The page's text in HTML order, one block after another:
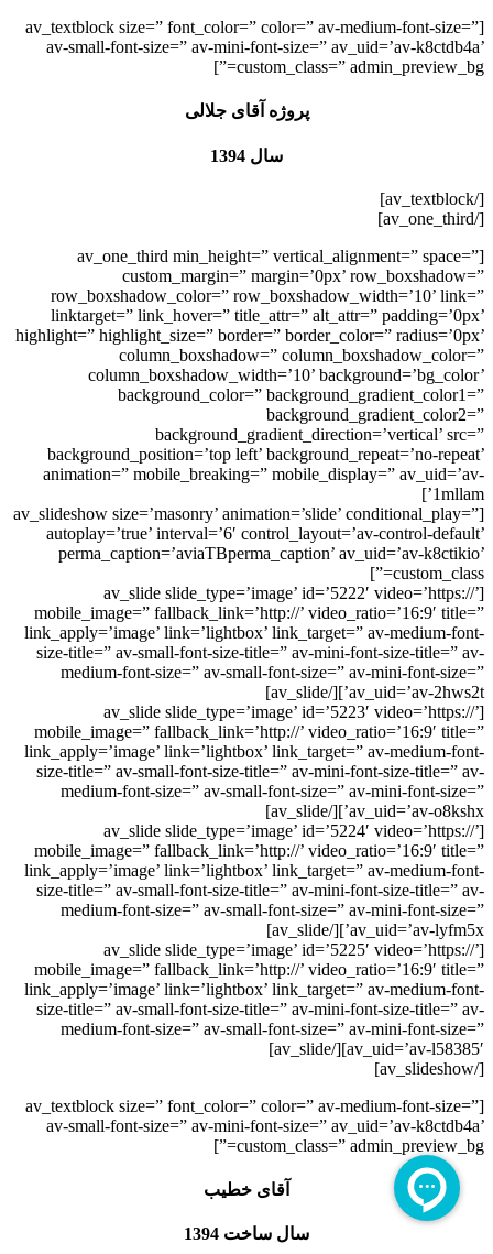
[av_textblock size=” font_color=” color=” av-medium-font-size=”
av-small-font-size=” av-mini-font-size=” av_uid=’av-k8ctdb4a’
custom_class=” admin_preview_bg=”]
پروژه آقای جلالی
سال 1394
[/av_textblock]
[/av_one_third]
[av_one_third min_height=” vertical_alignment=” space=”
custom_margin=” margin=’0px’ row_boxshadow=”
row_boxshadow_color=” row_boxshadow_width=’10’ link=”
linktarget=” link_hover=” title_attr=” alt_attr=” padding=’0px’
highlight=” highlight_size=” border=” border_color=” radius=’0px’
column_boxshadow=” column_boxshadow_color=”
column_boxshadow_width=’10’ background=’bg_color’
background_color=” background_gradient_color1=”
background_gradient_color2=”
background_gradient_direction=’vertical’ src=”
background_position=’top left’ background_repeat=’no-repeat’
animation=” mobile_breaking=” mobile_display=” av_uid=’av-
1mllam’]
[av_slideshow size=’masonry’ animation=’slide’ conditional_play=”
autoplay=’true’ interval=’6′ control_layout=’av-control-default’
perma_caption=’aviaTBperma_caption’ av_uid=’av-k8ctikio’
custom_class=”]
[av_slide slide_type=’image’ id=’5222′ video=’https://’
mobile_image=” fallback_link=’http://’ video_ratio=’16:9′ title=”
link_apply=’image’ link=’lightbox’ link_target=” av-medium-font-
size-title=” av-small-font-size-title=” av-mini-font-size-title=” av-
medium-font-size=” av-small-font-size=” av-mini-font-size=”
av_uid=’av-2hws2t’][/av_slide]
[av_slide slide_type=’image’ id=’5223′ video=’https://’
mobile_image=” fallback_link=’http://’ video_ratio=’16:9′ title=”
link_apply=’image’ link=’lightbox’ link_target=” av-medium-font-
size-title=” av-small-font-size-title=” av-mini-font-size-title=” av-
medium-font-size=” av-small-font-size=” av-mini-font-size=”
av_uid=’av-o8kshx’][/av_slide]
[av_slide slide_type=’image’ id=’5224′ video=’https://’
mobile_image=” fallback_link=’http://’ video_ratio=’16:9′ title=”
link_apply=’image’ link=’lightbox’ link_target=” av-medium-font-
size-title=” av-small-font-size-title=” av-mini-font-size-title=” av-
medium-font-size=” av-small-font-size=” av-mini-font-size=”
av_uid=’av-lyfm5x’][/av_slide]
[av_slide slide_type=’image’ id=’5225′ video=’https://’
mobile_image=” fallback_link=’http://’ video_ratio=’16:9′ title=”
link_apply=’image’ link=’lightbox’ link_target=” av-medium-font-
size-title=” av-small-font-size-title=” av-mini-font-size-title=” av-
medium-font-size=” av-small-font-size=” av-mini-font-size=”
av_uid=’av-l58385′][/av_slide]
[/av_slideshow]
[av_textblock size=” font_color=” color=” av-medium-font-size=”
av-small-font-size=” av-mini-font-size=” av_uid=’av-k8ctdb4a’
custom_class=” admin_preview_bg=”]
آقای خطیب
سال ساخت 1394